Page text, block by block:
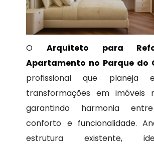
O Arquiteto para
Apartamento no Parque do
profissional que planeja
transformações em imóveis
garantindo harmonia
conforto e funcionalidade.
estrutura existente,